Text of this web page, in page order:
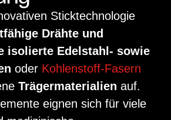
Sticktechnologie
Drähte und
isolierte Edelstahl- sowie
oder Kohlenstoff-Fasern
Träger­materialien auf.
eignen sich für viele